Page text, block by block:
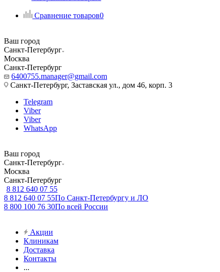
Сравнение товаров0
Ваш город
Санкт-Петербург
Москва
Санкт-Петербург
6400755.manager@gmail.com
Санкт-Петербург, Заставская ул., дом 46, корп. 3
Telegram
Viber
Viber
WhatsApp
Ваш город
Санкт-Петербург
Москва
Санкт-Петербург
8 812 640 07 55
8 812 640 07 55По Санкт-Петербургу и ЛО
8 800 100 76 30По всей России
Акции
Клиникам
Доставка
Контакты
...